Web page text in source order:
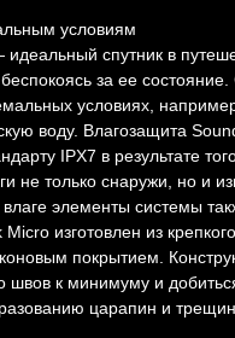
условиям
спутник в
за ее
условиях,
воду. Влагозащита
IPX7 в результате
не только снаружи, но и
влаге элементы системы
изготовлен из
покрытием.
швов к минимуму и
царапин и